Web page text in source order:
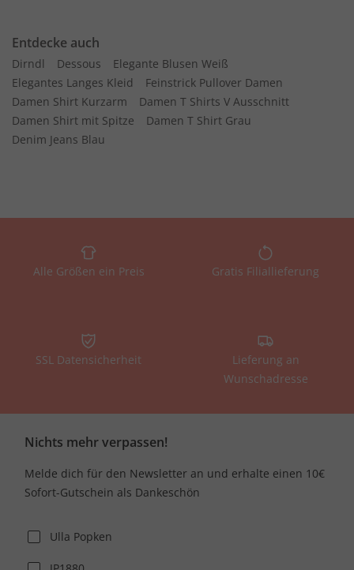
Entdecke auch
Dirndl Dessous
Elegante Blusen Weiß
Elegantes Langes Kleid
Feinstrick Pullover Damen
Damen Shirt Kurzarm
Damen T Shirts V Ausschnitt
Damen Shirt mit Spitze
Damen T Shirt Grau
Denim Jeans Blau
Alle Größen ein Preis Gratis Filiallieferung
SSL Datensicherheit
Lieferung an
Wunschadresse
Nichts mehr verpassen!
Melde dich für den Newsletter an und erhalte einen 10€
Sofort-Gutschein als Dankeschön
Ulla Popken